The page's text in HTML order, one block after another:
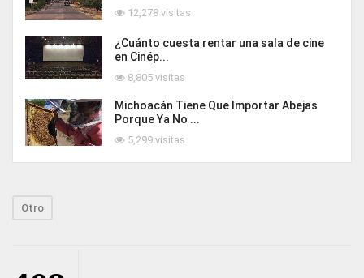
12,278 visitas
¿Cuánto cuesta rentar una sala de cine
en Cinép...
8,805 visitas
Michoacán Tiene Que Importar Abejas
Porque Ya No ...
5,299 visitas
Otro